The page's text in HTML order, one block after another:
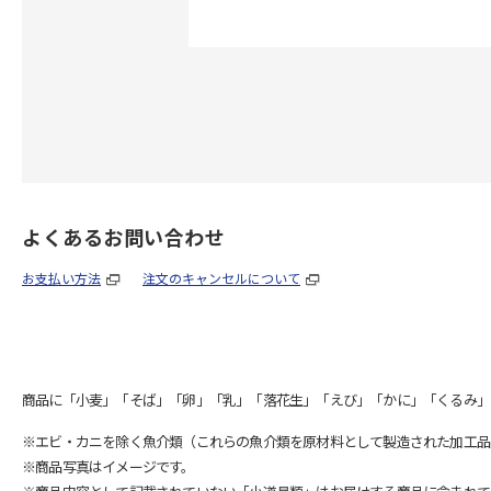
よくあるお問い合わせ
お支払い方法 注文のキャンセルについて
商品に「小麦」「そば」「卵」「乳」「落花生」「えび」「かに」「くるみ
※エビ・カニを除く魚介類（これらの魚介類を原材料として製造された加工
※商品写真はイメージです。